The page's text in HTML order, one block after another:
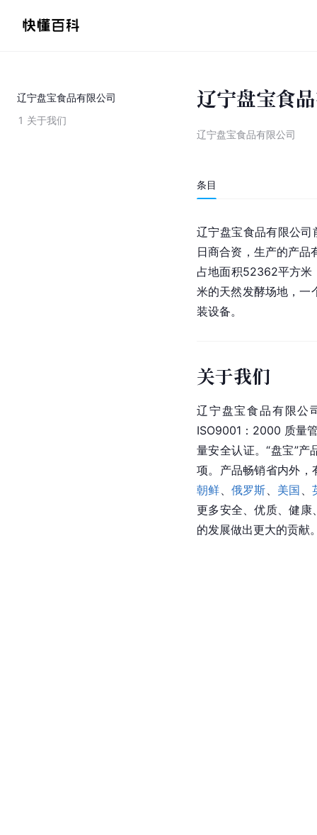
辽宁盘宝食品有限公司
1 关于我们
辽宁盘宝食
辽宁盘宝食品有限公司
条目
辽宁盘宝食品有限公
日商合资，生产的产品
占地面积52362平方米
米的天然发酵场地，一
装设备。
关于我们
辽宁盘宝食品有限公
ISO9001：2000 质量
量安全认证。“盘宝”产
项。产品畅销省内外
朝鲜
俄罗斯 美国
更多安全、优质、健康
的发展做出更大的贡献